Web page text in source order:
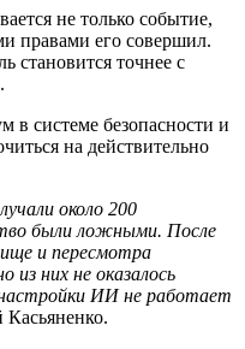
не только событие,
правами его совершил.
становится точнее с
системе безопасности и
на действительно
около 200
были ложными. После
и пересмотра
из них не оказалось
ИИ не работает
Касьяненко.